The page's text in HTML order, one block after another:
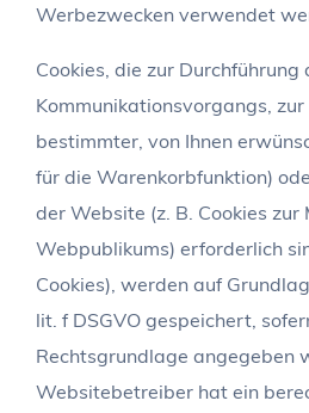
Werbezwecken verwendet
Cookies, die zur Durchführung
Kommunikationsvorgangs,
bestimmter, von Ihnen
für die Warenkorbfunktion)
der Website (z. B. Cookies zur
Webpublikums) erforderlich
Cookies), werden auf
lit. f DSGVO gespeichert,
Rechtsgrundlage angegeben
Websitebetreiber hat ein